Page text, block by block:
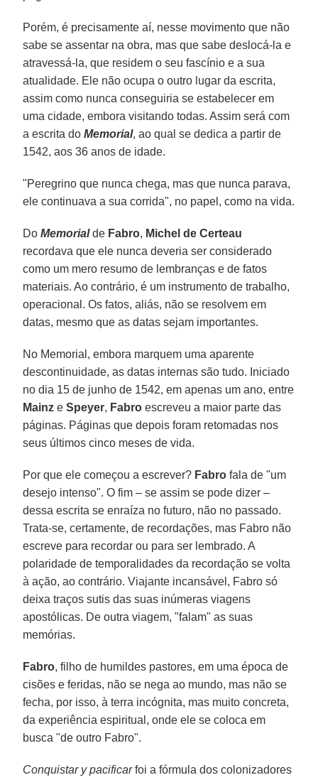
Porém, é precisamente aí, nesse movimento que não
sabe se assentar na obra, mas que sabe deslocá-la e
atravessá-la, que residem o seu fascínio e a sua
atualidade. Ele não ocupa o outro lugar da escrita,
assim como nunca conseguiria se estabelecer em
uma cidade, embora visitando todas. Assim será com
a escrita doMemorial, ao qual se dedica a partir de
1542, aos 36 anos de idade.
"Peregrino que nunca chega, mas que nunca parava,
ele continuava a sua corrida", no papel, como na vida.
DoMemorial de Fabro, Michel de Certeau
recordava que ele nunca deveria ser considerado
como um mero resumo de lembranças e de fatos
materiais. Ao contrário, é um instrumento de trabalho,
operacional. Os fatos, aliás, não se resolvem em
datas, mesmo que as datas sejam importantes.
No Memorial, embora marquem uma aparente
descontinuidade, as datas internas são tudo. Iniciado
no dia 15 de junho de 1542, em apenas um ano, entre
Mainz eSpeyer, Fabro escreveu a maior parte das
páginas. Páginas que depois foram retomadas nos
seus últimos cinco meses de vida.
Por que ele começou a escrever? Fabro fala de "um
desejo intenso". O fim – se assim se pode dizer –
dessa escrita se enraíza no futuro, não no passado.
Trata-se, certamente, de recordações, mas Fabro não
escreve para recordar ou para ser lembrado. A
polaridade de temporalidades da recordação se volta
à ação, ao contrário. Viajante incansável, Fabro só
deixa traços sutis das suas inúmeras viagens
apostólicas. De outra viagem, "falam" as suas
memórias.
Fabro, filho de humildes pastores, em uma época de
cisões e feridas, não se nega ao mundo, mas não se
fecha, por isso, à terra incógnita, mas muito concreta,
da experiência espiritual, onde ele se coloca em
busca "de outro Fabro".
Conquistar y pacificarfoi a fórmula dos colonizadores